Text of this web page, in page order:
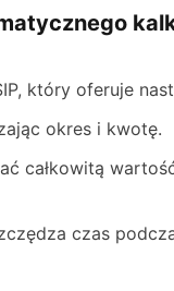
który oferuje
okres i kwotę.
całkowitą
czas